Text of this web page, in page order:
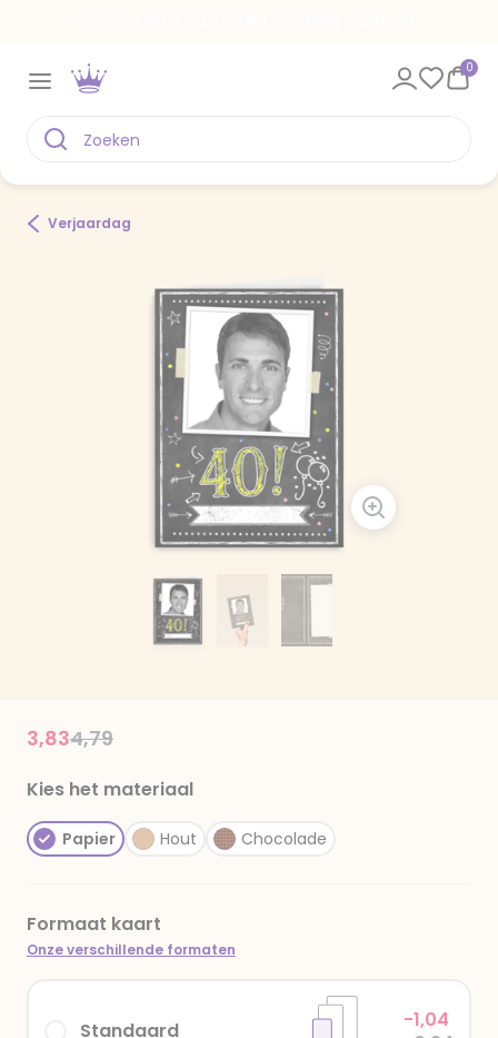
0
Verjaardag
Price reduced from
4,79to
3,83
Kies het materiaal
Papier Hout Chocolade
Formaat kaart
Onze verschillende formaten
Standaard
-1,04